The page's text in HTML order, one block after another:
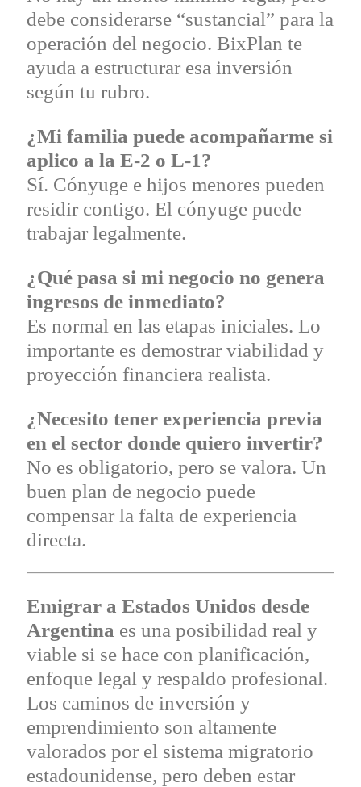
debe considerarse “sustancial” para la
operación del negocio. BixPlan te
ayuda a estructurar esa inversión
según tu rubro.
¿Mi familia puede acompañarme si
aplico a la E-2 o L-1?
Sí. Cónyuge e hijos menores pueden
residir contigo. El cónyuge puede
trabajar legalmente.
¿Qué pasa si mi negocio no genera
ingresos de inmediato?
Es normal en las etapas iniciales. Lo
importante es demostrar viabilidad y
proyección financiera realista.
¿Necesito tener experiencia previa
en el sector donde quiero invertir?
No es obligatorio, pero se valora. Un
buen plan de negocio puede
compensar la falta de experiencia
directa.
Emigrar a Estados Unidos desde
Argentina es una posibilidad real y
viable si se hace con planificación,
enfoque legal y respaldo profesional.
Los caminos de inversión y
emprendimiento son altamente
valorados por el sistema migratorio
estadounidense, pero deben estar